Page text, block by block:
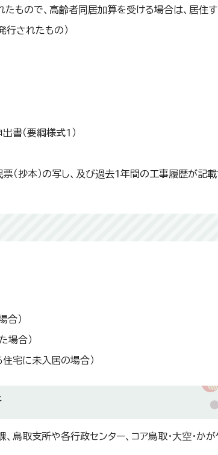
もので、高齢者同居加算を受ける場合は、居住す
されたもの）
書（要綱様式1）
（抄本）の写し、及び過去1年間の工事履歴が記
合）
場合）
宅に未入居の場合）
取支所や各行政センター、コア鳥取・大空・かが